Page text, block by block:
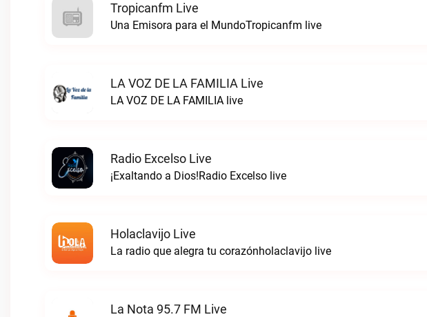
Tropicanfm Live
Una Emisora para el MundoTropicanfm live
LA VOZ DE LA FAMILIA Live
LA VOZ DE LA FAMILIA live
Radio Excelso Live
¡Exaltando a Dios!Radio Excelso live
Holaclavijo Live
La radio que alegra tu corazónholaclavijo live
La Nota 95.7 FM Live